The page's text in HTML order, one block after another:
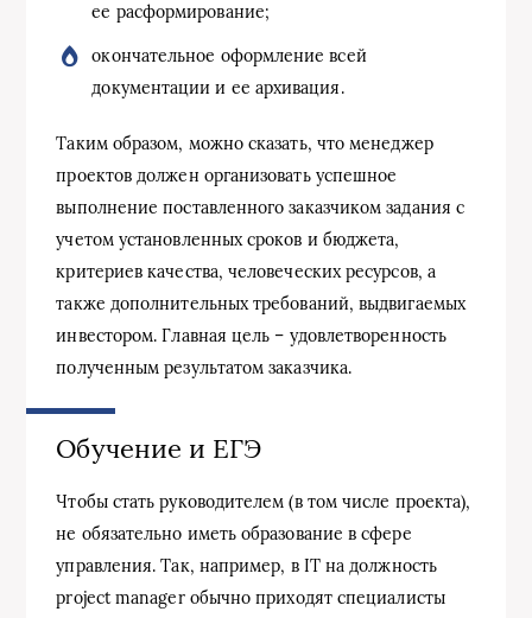
ее расформирование;
окончательное оформление всей
документации и ее архивация.
Таким образом, можно сказать, что менеджер
проектов должен организовать успешное
выполнение поставленного заказчиком задания с
учетом установленных сроков и бюджета,
критериев качества, человеческих ресурсов, а
также дополнительных требований, выдвигаемых
инвестором. Главная цель – удовлетворенность
полученным результатом заказчика.
Обучение и ЕГЭ
Чтобы стать руководителем (в том числе проекта),
не обязательно иметь образование в сфере
управления. Так, например, в IT на должность
project manager обычно приходят специалисты